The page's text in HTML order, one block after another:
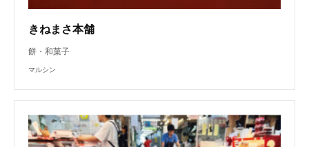
きねまさ本舗
餅・和菓子
マルシン